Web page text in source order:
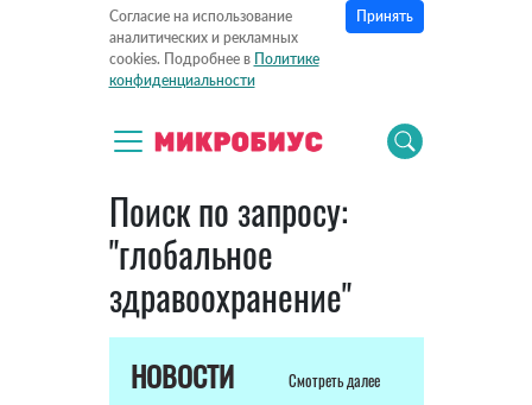
Согласие на использование
аналитических и рекламных
cookies. Подробнее в Политике
конфиденциальности
Принять
Поиск по запросу:
"глобальное
здравоохранение"
НОВОСТИ Смотреть далее